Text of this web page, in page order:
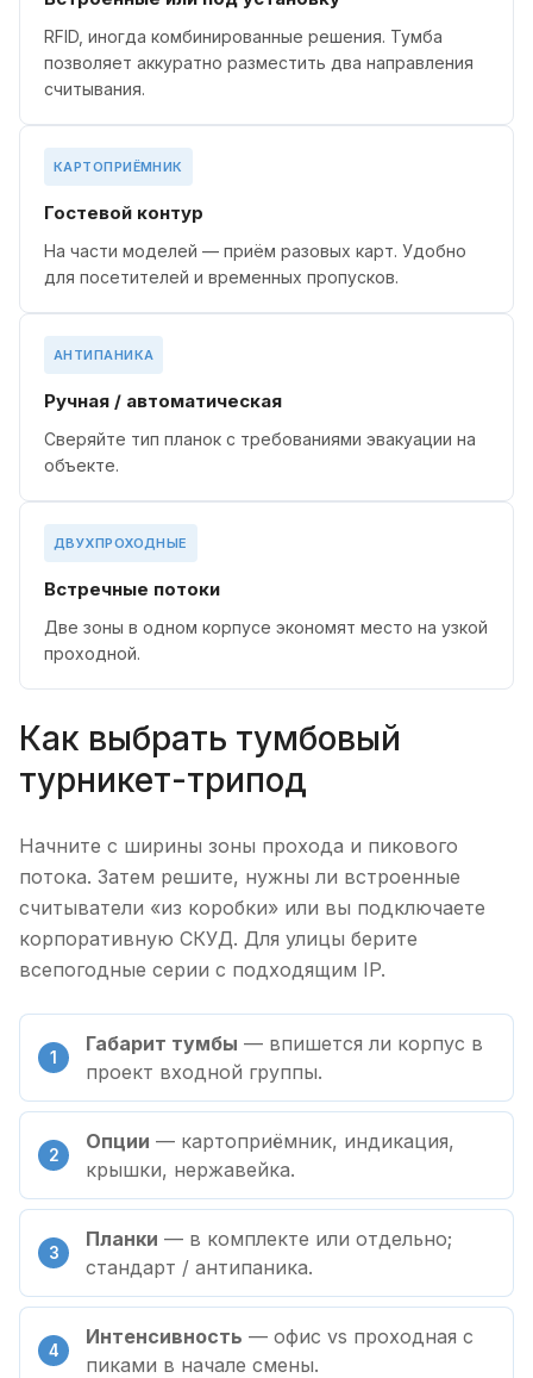
RFID, иногда комбинированные решения. Тумба
позволяет аккуратно разместить два направления
считывания.
КАРТОПРИЁМНИК
Гостевой контур
На части моделей — приём разовых карт. Удобно
для посетителей и временных пропусков.
АНТИПАНИКА
Ручная / автоматическая
Сверяйте тип планок с требованиями эвакуации на
объекте.
ДВУХПРОХОДНЫЕ
Встречные потоки
Две зоны в одном корпусе экономят место на узкой
проходной.
Как выбрать тумбовый
турникет-трипод
Начните с ширины зоны прохода и пикового
потока. Затем решите, нужны ли встроенные
считыватели «из коробки» или вы подключаете
корпоративную СКУД. Для улицы берите
всепогодные серии с подходящим IP.
Габарит тумбы — впишется ли корпус в
проект входной группы.
Опции — картоприёмник, индикация,
крышки, нержавейка.
Планки — в комплекте или отдельно;
стандарт / антипаника.
Интенсивность — офис vs проходная с
пиками в начале смены.